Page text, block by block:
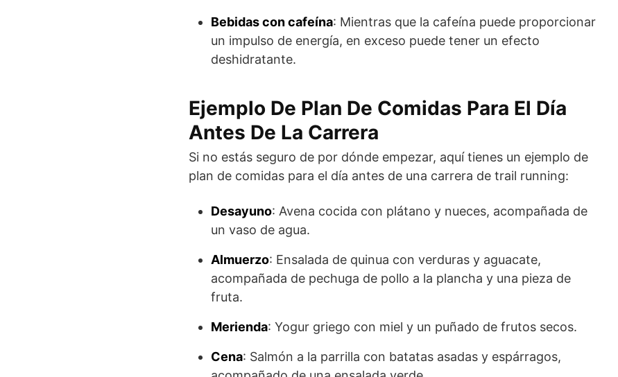
Bebidas con cafeína: Mientras que la cafeína puede proporcionar
un impulso de energía, en exceso puede tener un efecto
deshidratante.
Ejemplo De Plan De Comidas Para El Día
Antes De La Carrera
Si no estás seguro de por dónde empezar, aquí tienes un ejemplo de
plan de comidas para el día antes de una carrera de trail running:
Desayuno: Avena cocida con plátano y nueces, acompañada de
un vaso de agua.
Almuerzo: Ensalada de quinua con verduras y aguacate,
acompañada de pechuga de pollo a la plancha y una pieza de
fruta.
Merienda: Yogur griego con miel y un puñado de frutos secos.
Cena: Salmón a la parrilla con batatas asadas y espárragos,